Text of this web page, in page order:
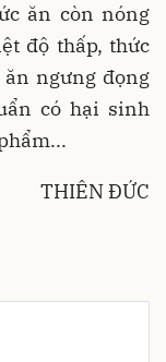
ăn còn nóng
độ thấp, thức
ngưng đọng
có hại sinh
THIÊN ĐỨC